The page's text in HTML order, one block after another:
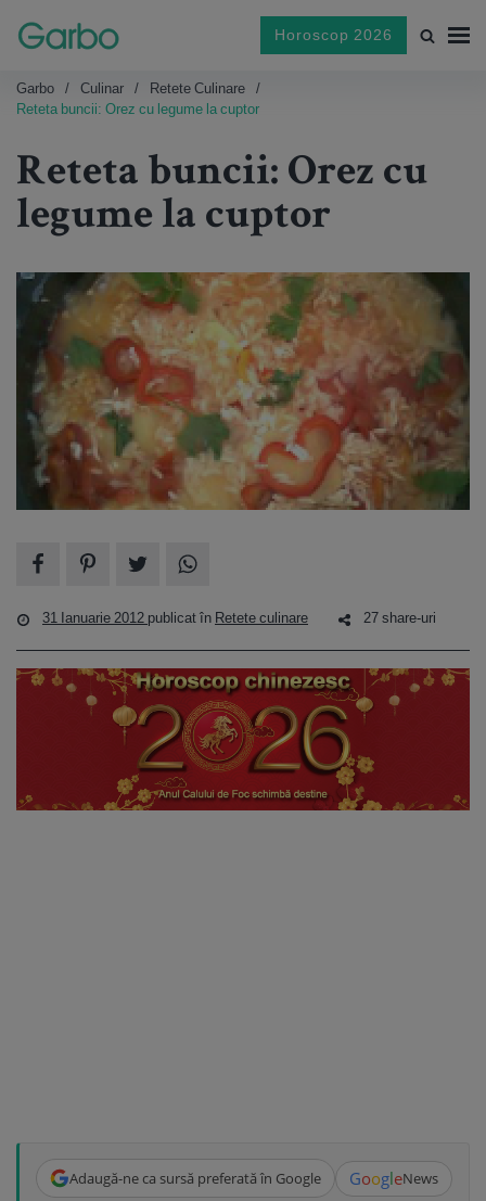
Horoscop 2026
Garbo Culinar
Retete Culinare
Reteta buncii: Orez cu legume la cuptor
Reteta buncii: Orez cu
legume la cuptor
31 Ianuarie 2012 publicat în Retete culinare 27 share-uri
Adaugă-ne ca sursă preferată în Google GoogleNews